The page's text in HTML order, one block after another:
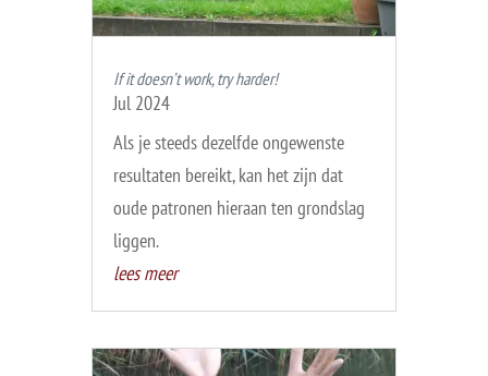
If it doesn’t work, try harder!
Jul 2024
Als je steeds dezelfde ongewenste
resultaten bereikt, kan het zijn dat
oude patronen hieraan ten grondslag
liggen.
lees meer